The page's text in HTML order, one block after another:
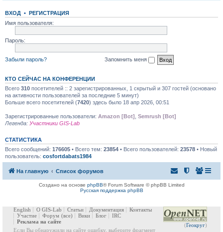
ВХОД • РЕГИСТРАЦИЯ
Имя пользователя:
Пароль:
Забыли пароль? Запомнить меня
КТО СЕЙЧАС НА КОНФЕРЕНЦИИ
Всего 310 посетителей :: 2 зарегистрированных, 1 скрытый и 307 гостей (основано
на активности пользователей за последние 5 минут)
Больше всего посетителей (7420) здесь было 18 апр 2026, 00:51
Зарегистрированные пользователи: Amazon [Bot] Semrush [Bot]
Легенда: Участники GIS-Lab
СТАТИСТИКА
Всего сообщений: 176605 • Всего тем: 23854 • Всего пользователей: 23578 • Новый
пользователь: cosfortdabats1984
На главную Список форумов
Создано на основе phpBB® Forum Software © phpBB Limited
Русская поддержка phpBB
(Геокруг)
English О GIS-Lab Статьи Документация
Контакты
Участие
Форум (все) Вики Блог
IRC
Реклама на сайте
Если Вы обнаружили на сайте ошибку, выберите фрагмент